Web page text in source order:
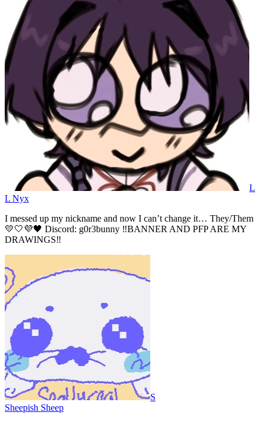
L
L Nyx
I messed up my nickname and now I can’t change it… They/Them
💛🤍💜🖤 Discord: g0r3bunny ‼️BANNER AND PFP ARE MY
DRAWINGS‼️
S
Sheepish Sheep